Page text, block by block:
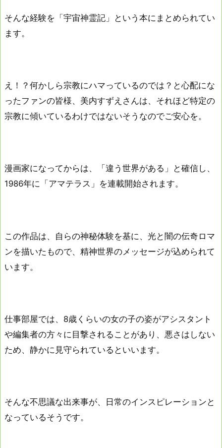
そんな経験を「宇宙神霊記」という本にまとめられてい
ます。
え！？何かしら宗教にハマっているのでは？と心配にな
ったファンの皆様、美内すずえさんは、それほど特定の
宗教に傾いているわけではないそうなのでご安心を。
漫画家になってからは、「違う世界がある」と確信し、
1986年に「アマテラス」を連載開始されます。
この作品は、自らの神秘体験を基に、光と闇の伝奇ロマ
ンを描いたもので、精神世界のメッセージが込められて
います。
仕事部屋では、8歳くらいの女の子の姿がアシスタント
や編集者の方々に目撃されることがあり、悪さはしない
ため、静かに見守られているといいます。
そんな不思議な出来事が、日常のインスピレーションと
なっているそうです。